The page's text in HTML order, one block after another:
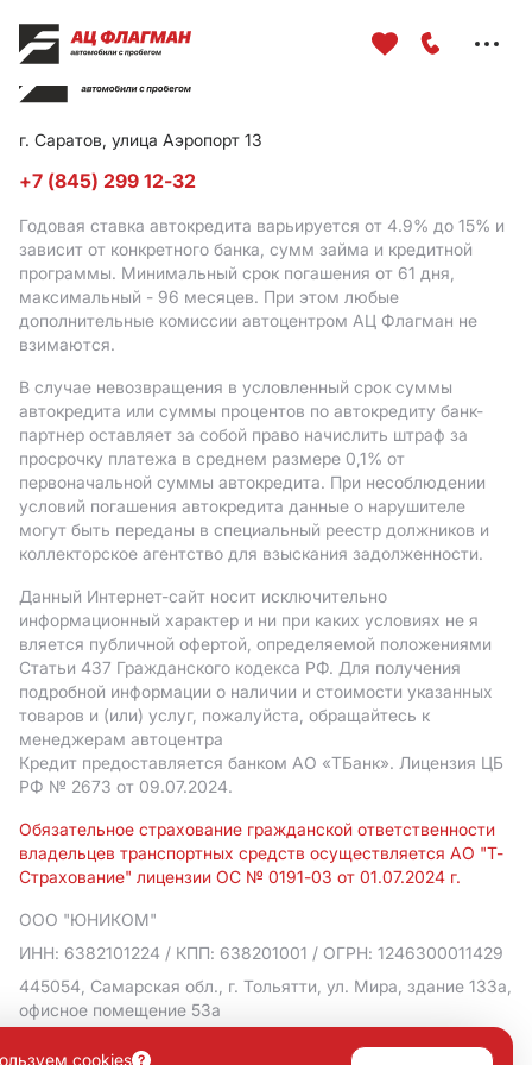
г. Саратов, улица Аэропорт 13
+7 (845) 299 12-32
Годовая ставка автокредита варьируется от 4.9% до 15% и
зависит от конкретного банка, сумм займа и кредитной
программы. Минимальный срок погашения от 61 дня,
максимальный - 96 месяцев. При этом любые
дополнительные комиссии автоцентром АЦ Флагман не
взимаются.
В случае невозвращения в условленный срок суммы
автокредита или суммы процентов по автокредиту банк-
партнер оставляет за собой право начислить штраф за
просрочку платежа в среднем размере 0,1% от
первоначальной суммы автокредита. При несоблюдении
условий погашения автокредита данные о нарушителе
могут быть переданы в специальный реестр должников и
коллекторское агентство для взыскания задолженности.
Данный Интернет-сайт носит исключительно
информационный характер и ни при каких условиях не я
вляется публичной офертой, определяемой положениями
Статьи 437 Гражданского кодекса РФ. Для получения
подробной информации о наличии и стоимости указанных
товаров и (или) услуг, пожалуйста, обращайтесь к
менеджерам автоцентра
Кредит предоставляется банком АO «ТБанк». Лицензия ЦБ
РФ № 2673 от 09.07.2024.
Обязательное страхование гражданской ответственности
владельцев транспортных средств осуществляется АО "Т-
Страхование" лицензии ОС № 0191-03 от 01.07.2024 г.
ООО "ЮНИКОМ"
ИНН: 6382101224 / КПП: 638201001 / ОГРН: 1246300011429
445054, Самарская обл., г. Тольятти, ул. Мира, здание 133а,
офисное помещение 53а
Политика в отношении обработки персональных данных
cookies